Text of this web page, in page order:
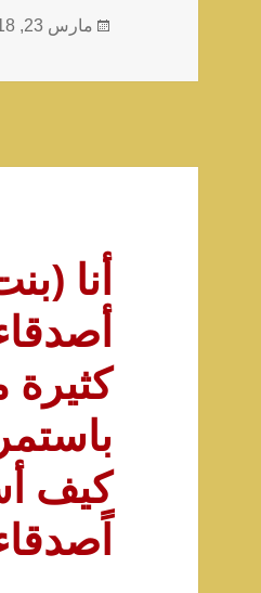
نُشرت
مارس 23, 2018
كيف